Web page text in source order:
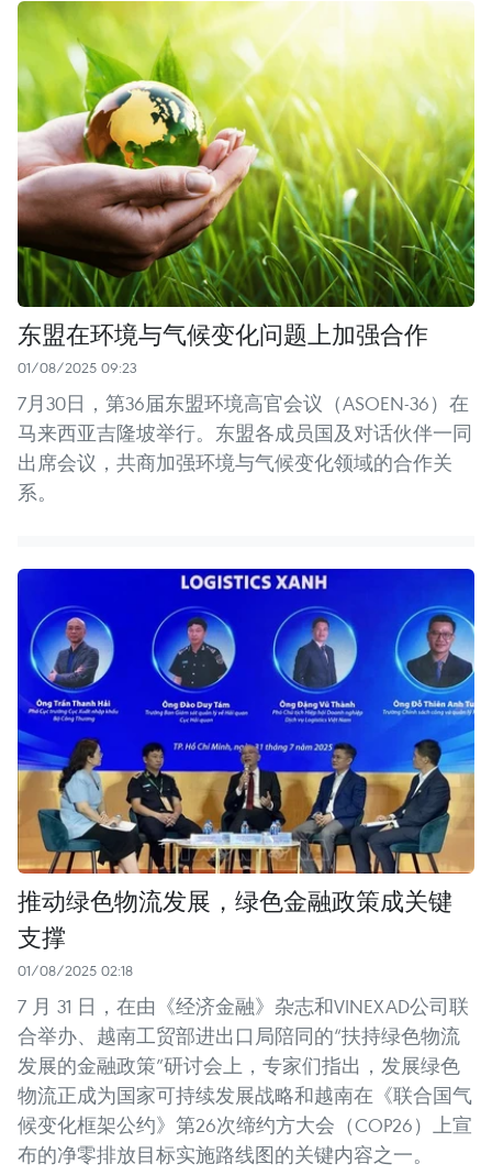
东盟在环境与气候变化问题上加强合作
01/08/2025 09:23
7月30日，第36届东盟环境高官会议（ASOEN-36）在
马来西亚吉隆坡举行。东盟各成员国及对话伙伴一同
出席会议，共商加强环境与气候变化领域的合作关
系。
推动绿色物流发展，绿色金融政策成关键
支撑
01/08/2025 02:18
7 月 31 日，在由《经济金融》杂志和VINEXAD公司联
合举办、越南工贸部进出口局陪同的“扶持绿色物流
发展的金融政策”研讨会上，专家们指出，发展绿色
物流正成为国家可持续发展战略和越南在《联合国气
候变化框架公约》第26次缔约方大会（COP26）上宣
布的净零排放目标实施路线图的关键内容之一。